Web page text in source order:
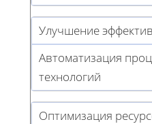
Улучшение
Автоматизация
технологий
Оптимизация